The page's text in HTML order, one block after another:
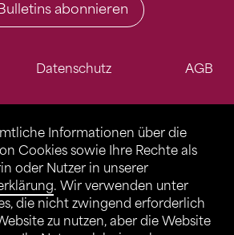
Informationen über die
Cookies sowie Ihre Rechte als
oder Nutzer in unserer
. Wir verwenden unter
die nicht zwingend erforderlich
zu nutzen, aber die Website
abonnieren
Datenschutz AGB